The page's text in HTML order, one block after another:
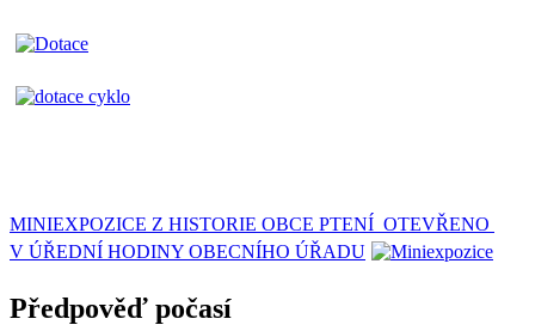
MINIEXPOZICE Z HISTORIE OBCE PTENÍ OTEVŘENO
V ÚŘEDNÍ HODINY OBECNÍHO ÚŘADU
Předpověď počasí